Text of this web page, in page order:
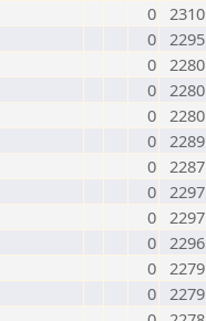
0 2310
0 2295
0 2280
0 2280
0 2280
0 2289
0 2287
0 2297
0 2297
0 2296
0 2279
0 2279